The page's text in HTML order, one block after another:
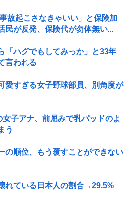
故起こさなきゃいい」と保険加
民が反発、保険代が勿体無い...
「ハグでもしてみっか」と33年
言われる
愛すぎる女子野球部員、別角度が
女子アナ、前屈みで乳パッドのよ
う
の順位、もう覆すことができない
れている日本人の割合→29.5%